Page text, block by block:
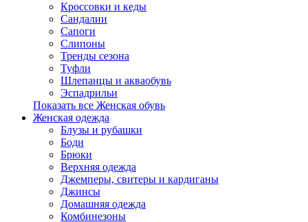
Кроссовки и кеды
Сандалии
Сапоги
Слипоны
Тренды сезона
Туфли
Шлепанцы и акваобувь
Эспадрильи
Показать все Женская обувь
Женская одежда
Блузы и рубашки
Боди
Брюки
Верхняя одежда
Джемперы, свитеры и кардиганы
Джинсы
Домашняя одежда
Комбинезоны